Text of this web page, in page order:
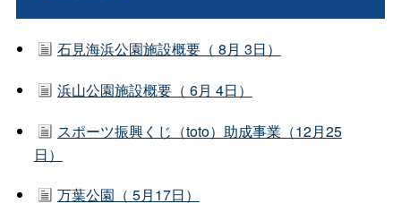
石見海浜公園施設概要（ 8月 3日）
浜山公園施設概要（ 6月 4日）
スポーツ振興くじ（toto）助成事業（12月25
日）
万葉公園（ 5月17日）